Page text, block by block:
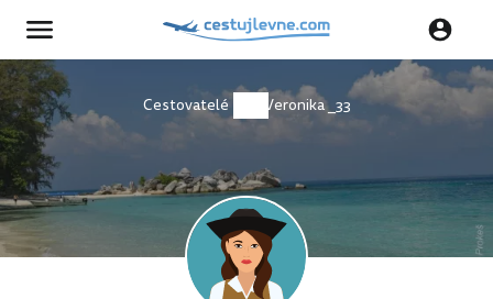
Cestovatelé Veronika _33